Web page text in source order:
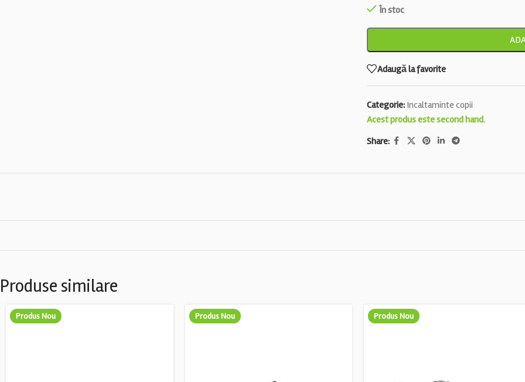
În stoc
Adaugă la favorite
Categorie: Incaltaminte copii
Acest produs este second hand.
Share:
Produse similare
Produs Nou Produs Nou Produs Nou